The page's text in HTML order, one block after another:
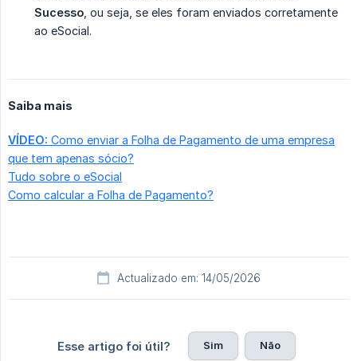
Sucesso , ou seja, se eles foram enviados corretamente
ao eSocial.
Saiba mais
VÍDEO: Como enviar a Folha de Pagamento de uma empresa
que tem apenas sócio?
Tudo sobre o eSocial
Como calcular a Folha de Pagamento?
Actualizado em: 14/05/2026
Esse artigo foi útil? Sim Não